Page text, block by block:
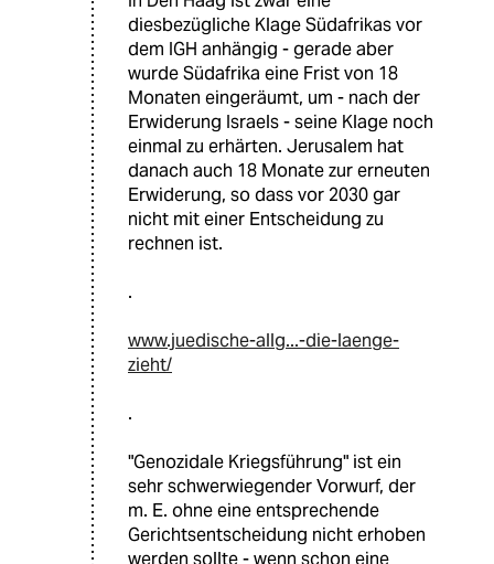
diesbezügliche Klage Südafrikas vor
dem IGH anhängig - gerade aber
wurde Südafrika eine Frist von 18
Monaten eingeräumt, um - nach der
Erwiderung Israels - seine Klage noch
einmal zu erhärten. Jerusalem hat
danach auch 18 Monate zur erneuten
Erwiderung, so dass vor 2030 gar
nicht mit einer Entscheidung zu
rechnen ist.
.
www.juedische-allg...-die-laenge-
zieht/
.
"Genozidale Kriegsführung" ist ein
sehr schwerwiegender Vorwurf, der
m. E. ohne eine entsprechende
Gerichtsentscheidung nicht erhoben
werden sollte - wenn schon eine